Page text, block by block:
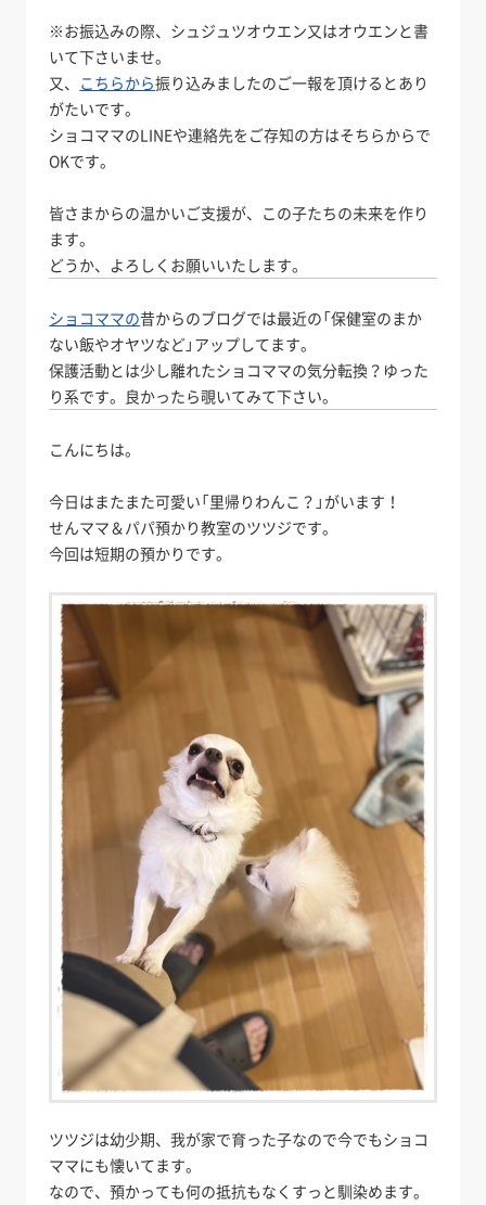
※お振込みの際、シュジュツオウエン又はオウエンと書
いて下さいませ。
又、 こちらから振り込みましたのご一報を頂けるとあり
がたいです。
ショコママのLINEや連絡先をご存知の方はそちらからで
OKです。
皆さまからの温かいご支援が、この子たちの未来を作り
ます。
どうか、よろしくお願いいたします。
ショコママの昔からのブログでは最近の「保健室のまか
ない飯やオヤツなど」アップしてます。
保護活動とは少し離れたショコママの気分転換？ゆった
り系です。良かったら覗いてみて下さい。
こんにちは。
今日はまたまた可愛い「里帰りわんこ？」がいます！
せんママ＆パパ預かり教室のツツジです。
今回は短期の預かりです。
ツツジは幼少期、我が家で育った子なので今でもショコ
ママにも懐いてます。
なので、預かっても何の抵抗もなくすっと馴染めます。